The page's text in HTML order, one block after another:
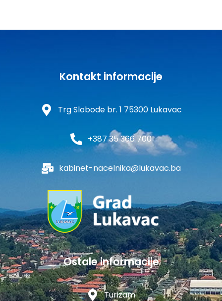
Kontakt informacije
Trg Slobode br. 1 75300 Lukavac
+387 35 366 700
kabinet-nacelnika@lukavac.ba
Ostale informacije
Turizam